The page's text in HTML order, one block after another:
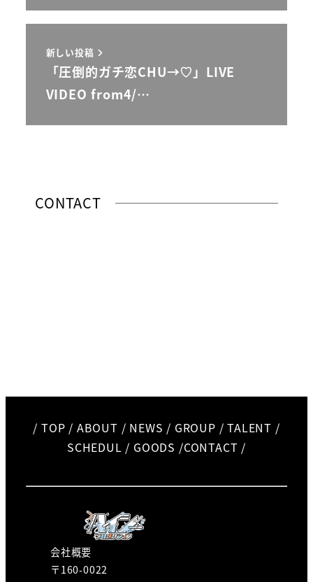
新しい投稿
「圧倒的ガチ恋CHU→♡」LIVE
VIDEO from4/…
CONTACT
/ TOP / ABOUT / NEWS / GROUP /TALENT /
SCHEDUL / GOODS /CONTACT /
会社概要
〒160-0022